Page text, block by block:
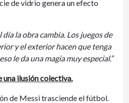
de vidrio genera un efecto
día la obra cambia. Los juegos de
y el exterior hacen que tenga
le da una magia muy especial.”
ilusión colectiva.
de Messi trasciende el fútbol.